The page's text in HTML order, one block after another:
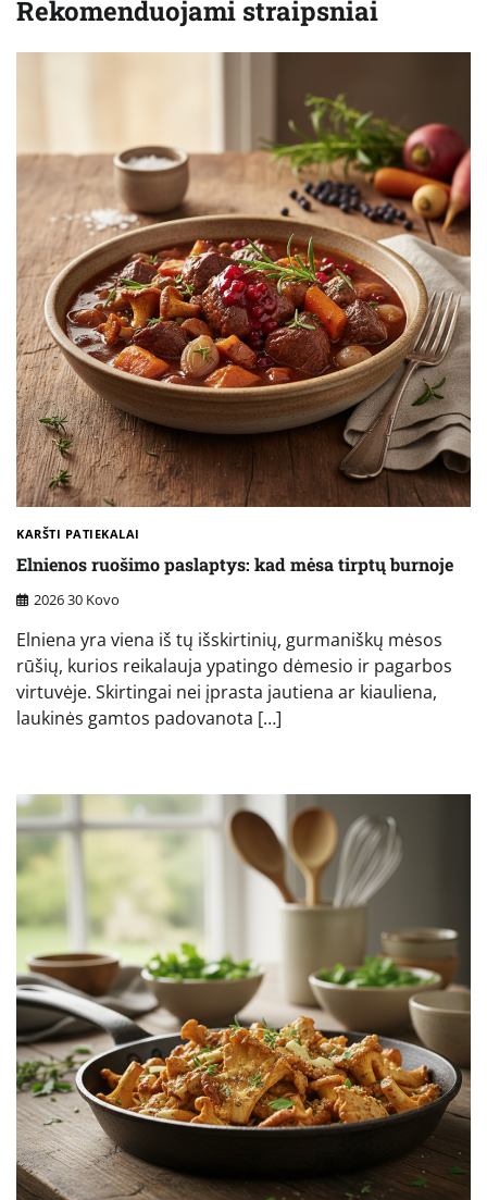
Rekomenduojami straipsniai
KARŠTI PATIEKALAI
Elnienos ruošimo paslaptys: kad mėsa tirptų burnoje
2026 30 Kovo
Elniena yra viena iš tų išskirtinių, gurmaniškų mėsos
rūšių, kurios reikalauja ypatingo dėmesio ir pagarbos
virtuvėje. Skirtingai nei įprasta jautiena ar kiauliena,
laukinės gamtos padovanota […]